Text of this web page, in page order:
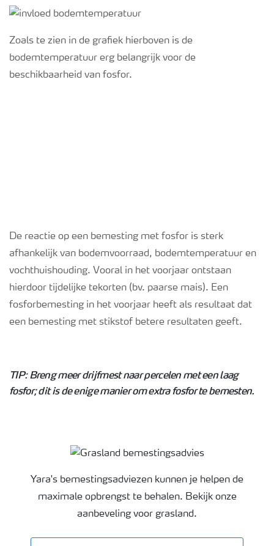
Zoals te zien in de grafiek hierboven is de
bodemtemperatuur erg belangrijk voor de
beschikbaarheid van fosfor.
De reactie op een bemesting met fosfor is sterk
afhankelijk van bodemvoorraad, bodemtemperatuur en
vochthuishouding. Vooral in het voorjaar ontstaan
hierdoor tijdelijke tekorten (bv. paarse mais). Een
fosforbemesting in het voorjaar heeft als resultaat dat
een bemesting met stikstof betere resultaten geeft.
TIP: Breng meer drijfmest naar percelen met een laag
fosfor; dit is de enige manier om extra fosfor te bemesten.
Grasland bemestingsadvies
Yara's bemestingsadviezen kunnen je helpen de
maximale opbrengst te behalen. Bekijk onze
aanbeveling voor grasland.